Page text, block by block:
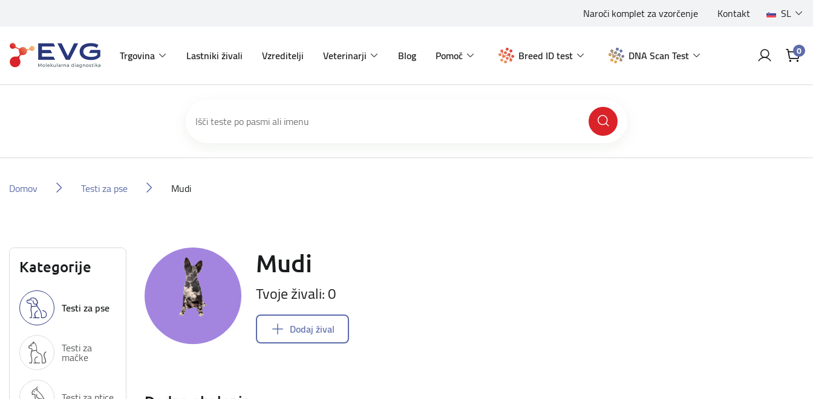
Naroči komplet za vzorčenje Kontakt SL
Trgovina Lastniki živali Vzreditelji Veterinarji Blog Pomoč Breed ID test DNA Scan Test 0
Domov Testi za pse Mudi
Kategorije
Testi za pse
Testi za
mačke
Mudi
Tvoje živali: 0
Dodaj žival